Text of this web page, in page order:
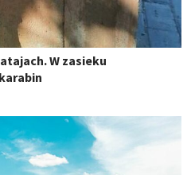
W zasieku